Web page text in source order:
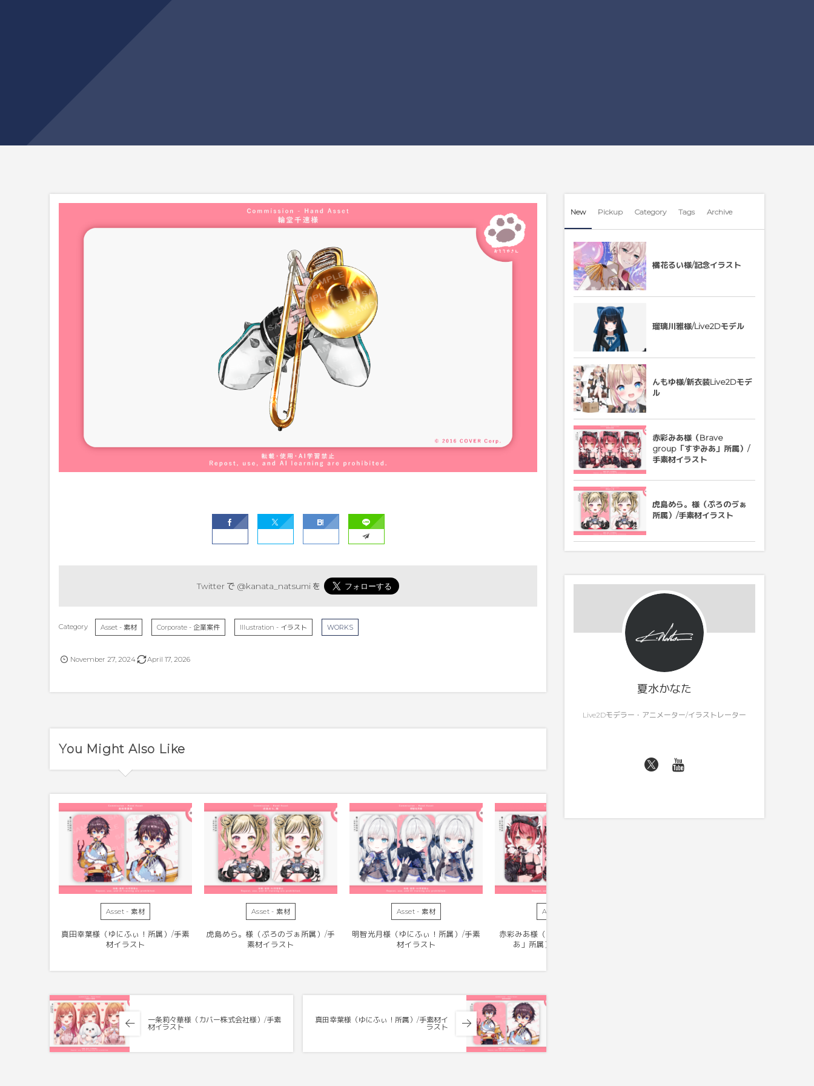
Twitter で @kanata_natsumi を
Asset - 素材 Corporate - 企業案件 Illustration - イラスト WORKS
November 27,2024 April 17, 2026
You Might Also Like
Asset - 素材
真田幸葉様（ゆにふぃ！所属）/手素
材イラスト
Asset - 素材
虎島めら。様（ぷろのゔぁ所属）/手
素材イラスト
Asset - 素材
明智光月様（ゆにふぃ！所属）/手素
材イラスト
Asset - 素材
赤彩みあ様（Brave group「すずみ
あ」所属）/手素材イラスト
一条莉々華様（カバー株式会社様）/手素
材イラスト
真田幸葉様（ゆにふぃ！所属）/手素材イ
ラスト
New Pickup Category Tags Archive
橘花るい様/記念イラスト
瑠璃川雅様/Live2Dモデル
んもゆ様/新衣装Live2Dモデ
ル
赤彩みあ様（Brave
group「すずみあ」所属）/
手素材イラスト
虎島めら。様（ぷろのゔぁ
所属）/手素材イラスト
夏水かなた
Live2Dモデラー・アニメーター/イラストレーター